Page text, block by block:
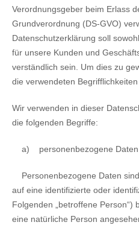
Verordnungsgeber beim Erlass
Grundverordnung (DS-GVO)
Datenschutzerklärung soll
für unsere Kunden und
verständlich sein. Um dies zu
die verwendeten Begrifflichkeiten
Wir verwenden in dieser
die folgenden Begriffe:
a) personenbezogene Daten
Personenbezogene Daten
auf eine identifizierte oder
Folgenden „betroffene Person“)
eine natürliche Person